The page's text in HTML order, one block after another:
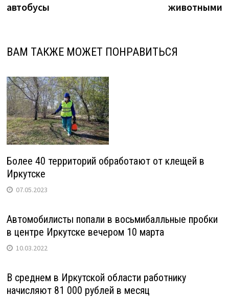
автобусы
животными
ВАМ ТАКЖЕ МОЖЕТ ПОНРАВИТЬСЯ
Более 40 территорий обработают от клещей в
Иркутске
07.05.2023
Автомобилисты попали в восьмибалльные пробки
в центре Иркутске вечером 10 марта
10.03.2022
В среднем в Иркутской области работнику
начисляют 81 000 рублей в месяц